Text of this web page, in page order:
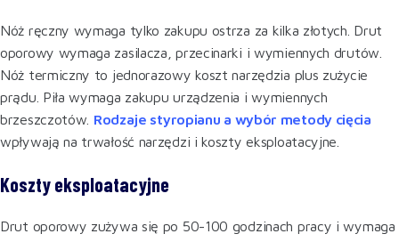
Nóż ręczny wymaga tylko zakupu ostrza za kilka złotych. Drut
oporowy wymaga zasilacza, przecinarki i wymiennych drutów.
Nóż termiczny to jednorazowy koszt narzędzia plus zużycie
prądu. Piła wymaga zakupu urządzenia i wymiennych
brzeszczotów. Rodzaje styropianu a wybór metody cięcia
wpływają na trwałość narzędzi i koszty eksploatacyjne.
Koszty eksploatacyjne
Drut oporowy zużywa się po 50-100 godzinach pracy i wymaga